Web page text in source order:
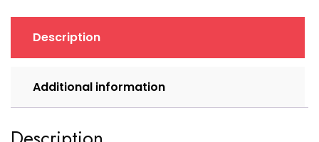
Intel
Pentium
32MB
Description
Additional information